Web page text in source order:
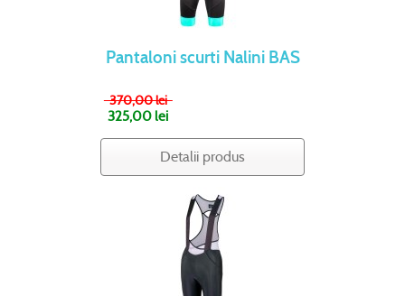
Pantaloni scurti Nalini BAS
370,00 lei
325,00 lei
Detalii produs